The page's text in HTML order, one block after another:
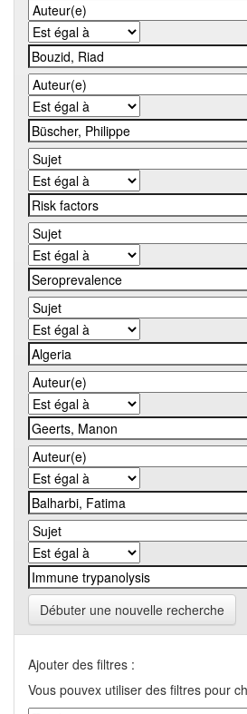
Débuter une nouvelle recherche
Ajouter des filtres :
Vous pouvex utiliser des filtres pour